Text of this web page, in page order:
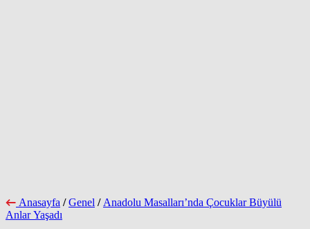
Anasayfa / Genel / Anadolu Masalları’nda Çocuklar Büyülü
Anlar Yaşadı